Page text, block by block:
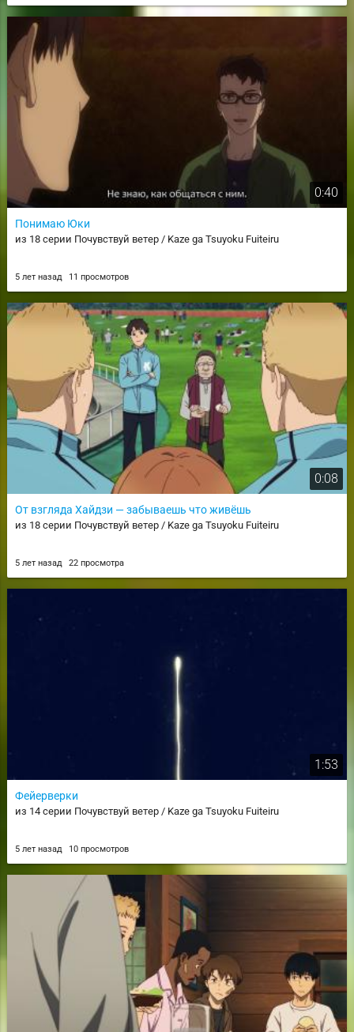
0:40
Понимаю Юки
из 18 серии Почувствуй ветер / Kaze ga Tsuyoku Fuiteiru
5 лет назад 11 просмотров
0:08
От взгляда Хайдзи — забываешь что живёшь
из 18 серии Почувствуй ветер / Kaze ga Tsuyoku Fuiteiru
5 лет назад 22 просмотра
1:53
Фейерверки
из 14 серии Почувствуй ветер / Kaze ga Tsuyoku Fuiteiru
5 лет назад 10 просмотров